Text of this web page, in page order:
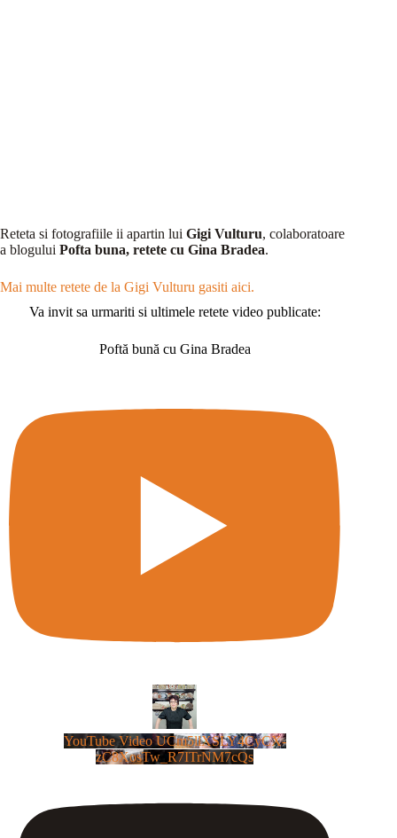
Reteta si fotografiile ii apartin lui Gigi Vulturu, colaboratoare
a blogului Pofta buna, retete cu Gina Bradea.
Mai multe retete de la Gigi Vulturu gasiti aici.
Va invit sa urmariti si ultimele retete video publicate:
Poftă bună cu Gina Bradea
YouTube Video UCm5llXSLY4CyCX-
zC8XosTw_R7ITrNM7cQs